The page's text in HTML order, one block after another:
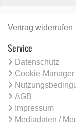
Vertrag widerrufen
Service
Datenschutz
Cookie-Manager
AGB
Impressum
Mediadaten /